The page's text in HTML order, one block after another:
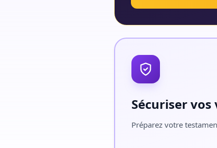
Sécuriser
Préparez votre